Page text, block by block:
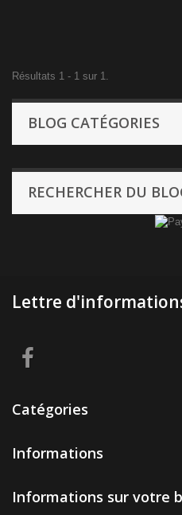
Résultats 1 - 1 sur 1.
BLOG CATÉGORIES
RECHERCHER DU
Lettre
Catégories
Informations
Informations sur votre